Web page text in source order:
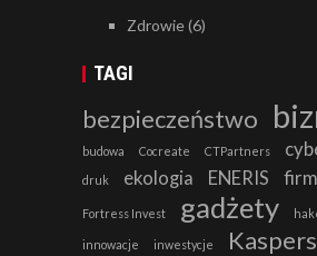
Zdrowie(6)
TAGI
bezpieczeństwo
budowa Cocreate CTPartners
druk ekologia ENERIS
Fortress Invest gadżety
innowacje inwestycje